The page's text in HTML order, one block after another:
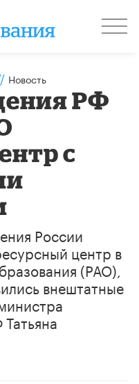
Новость
РФ
с
России
центр в
(РАО),
внештатные